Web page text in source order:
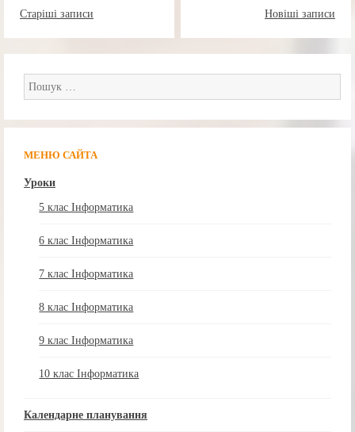
записами
Старіші записи Новіші записи
Пошук:
МЕНЮ САЙТА
Уроки
5 клас Інформатика
6 клас Інформатика
7 клас Інформатика
8 клас Інформатика
9 клас Інформатика
10 клас Інформатика
Календарне планування